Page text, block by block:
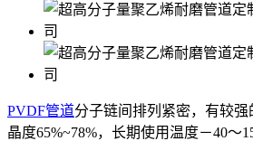
PVDF管道分子链间排列紧密，有较
晶度65%~78%，长期使用温度－40